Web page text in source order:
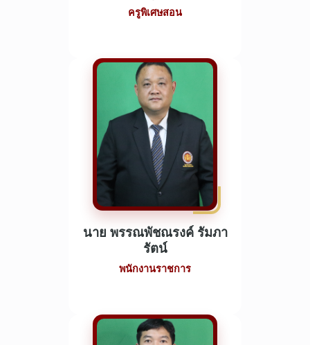
ครูพิเศษสอน
นาย พรรณพัชณรงค์ รัมภา
รัตน์
พนักงานราชการ